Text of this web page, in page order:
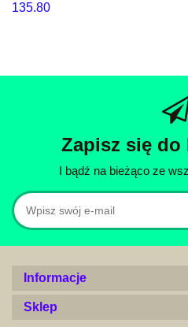
135.80
Zapisz się do
I bądź na bieżąco ze
Informacje
Sklep